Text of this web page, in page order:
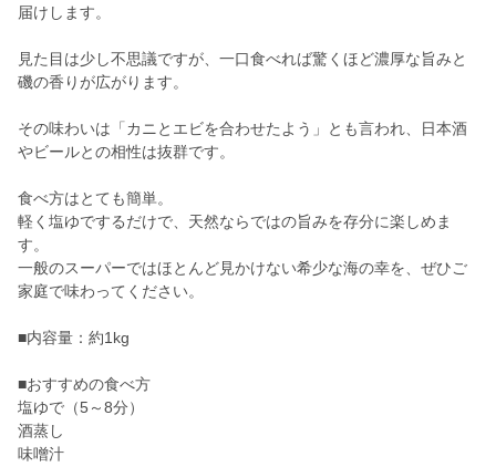
届けします。
見た目は少し不思議ですが、一口食べれば驚くほど濃厚な旨みと
磯の香りが広がります。
その味わいは「カニとエビを合わせたよう」とも言われ、日本酒
やビールとの相性は抜群です。
食べ方はとても簡単。
軽く塩ゆでするだけで、天然ならではの旨みを存分に楽しめま
す。
一般のスーパーではほとんど見かけない希少な海の幸を、ぜひご
家庭で味わってください。
■内容量：約1kg
■おすすめの食べ方
塩ゆで（5～8分）
酒蒸し
味噌汁